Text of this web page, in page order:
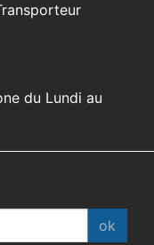
du Lundi au
ok